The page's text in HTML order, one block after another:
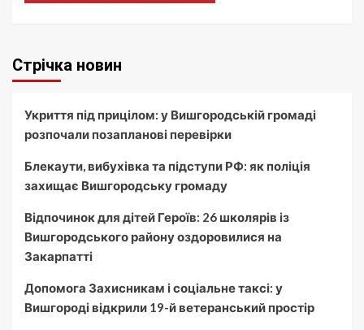
Стрічка новин
Укриття під прицілом: у Вишгородській громаді
розпочали позапланові перевірки
Блекаути, вибухівка та підступи РФ: як поліція
захищає Вишгородську громаду
Відпочинок для дітей Героїв: 26 школярів із
Вишгородського району оздоровилися на
Закарпатті
Допомога Захисникам і соціальне таксі: у
Вишгороді відкрили 19-й ветеранський простір